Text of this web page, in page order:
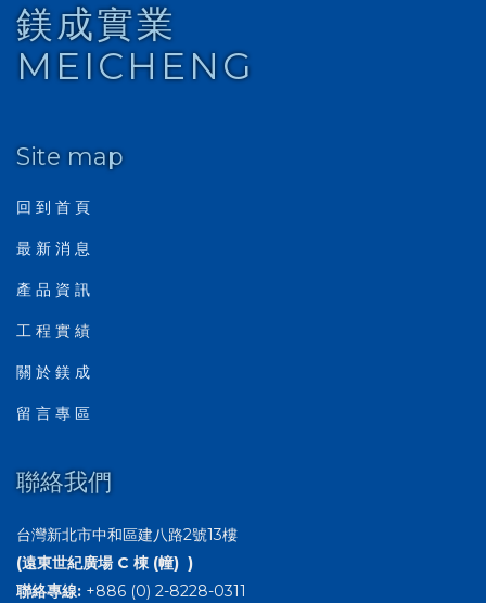
鎂成實業
MEICHENG
Site map
回 到 首 頁
最 新 消 息
產 品 資 訊
工 程 實 績
關 於 鎂 成
留 言 專 區
聯絡我們
台灣新北市中和區建八路2號13樓
(遠東世紀廣場 C 棟 (幢) )
聯絡專線: +886 (0) 2-8228-0311